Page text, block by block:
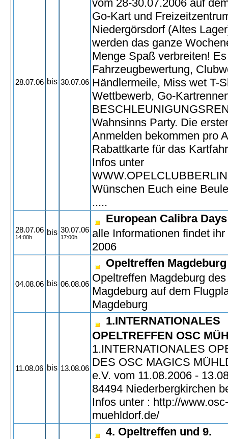
28.07.06 bis 30.07.06
vom 28-30.07.2006 auf
Go-Kart und
Niedergörsdorf (Altes
werden das ganze
Menge Spaß verbreiten!
Fahrzeugbewertung,
Händlermeile, Miss wet T-
Wettbewerb, Go-
Wahnsinns Party. Die
Anmelden bekommen pro
Rabattkarte für das
Infos unter
Wünschen Euch eine
.....
28.07.06
14:00h
bis 30.07.06
17:00h
European Calibra
alle Informationen findet
2006
04.08.06 bis 06.08.06
Opeltreffen Magdeburg
Opeltreffen Magdeburg
Magdeburg auf dem
Magdeburg
11.08.06 bis 13.08.06
1.INTERNATIONALES
OPELTREFFEN OSC
1.INTERNATIONALES
DES OSC MAGICS
e.V. vom 11.08.2006 -
84494 Niederbergkirchen
Infos unter : http://
muehldorf.de/
4. Opeltreffen und 9.